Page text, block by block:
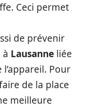
Ceci permet
de prévenir
à Lausanne liée
Pour
de la place
meilleure